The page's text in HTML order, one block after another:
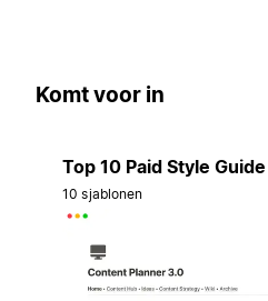
Komt voor in
Top 10 Paid Style
10 sjablonen